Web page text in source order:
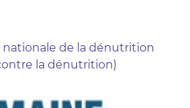
nationale de la dénutrition
la dénutrition)